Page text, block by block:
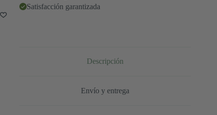
Satisfacción garantizada
Descripción
Envío y entrega